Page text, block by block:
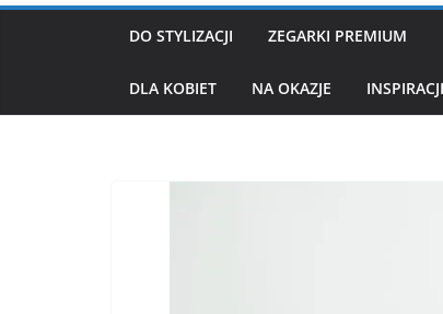
DO STYLIZACJI ZEGARKI PREMIUM
DLA KOBIET NA OKAZJE